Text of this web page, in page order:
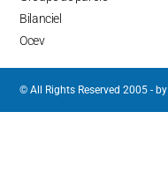
Bilanciel
Ocev
© All Rights Reserved 2005 - by